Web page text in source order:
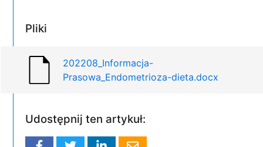
Pliki
202208_Informacja-
Prasowa_Endometrioza-dieta.docx
Udostępnij ten artykuł: